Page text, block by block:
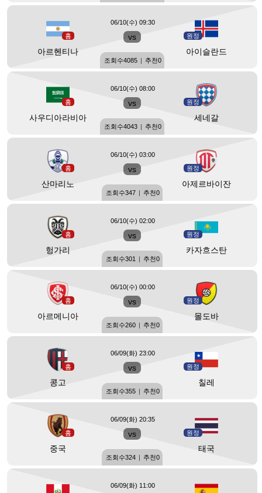
홈
아르헨티나
vs 원정
아이슬란드
06/10(수) 09:30
조회수4085 | 추천0
홈
사우디아라비아
vs 원정
세네갈
06/10(수) 08:00
조회수4043 | 추천0
홈
산마리노
vs 원정
아제르바이잔
06/10(수) 03:00
조회수347 | 추천0
홈
헝가리
vs 원정
카자흐스탄
06/10(수) 02:00
조회수301 | 추천0
홈
아르메니아
vs 원정
몰도바
06/10(수) 00:00
조회수260 | 추천0
홈
콩고
vs 원정
칠레
06/09(화) 23:00
조회수355 | 추천0
홈
중국
vs 원정
태국
06/09(화) 20:35
조회수324 | 추천0
06/09(화) 11:00